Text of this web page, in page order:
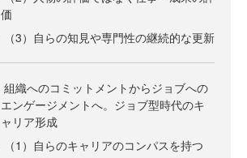
価
（3）自らの知見や専門性の継続的な更新
組織へのコミットメントからジョブへの
エンゲージメントへ。ジョブ型時代のキ
ャリア形成
（1）自らのキャリアのコンパスを持つ